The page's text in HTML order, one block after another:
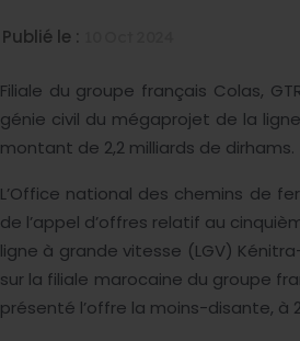
Publié le :
Filiale du groupe français Colas,
génie civil du mégaprojet de la
montant de 2,2 milliards de dirhams.
L’Office national des chemins de
de l’appel d’offres relatif au
ligne à grande vitesse (LGV)
sur la filiale marocaine du groupe
présenté l’offre la moins-disante, à